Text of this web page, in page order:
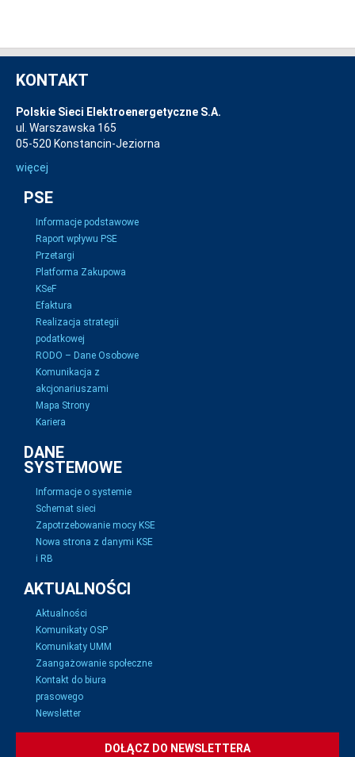
KONTAKT
Polskie Sieci Elektroenergetyczne S.A.
ul. Warszawska 165
05-520 Konstancin-Jeziorna
więcej
PSE
Informacje podstawowe
Raport wpływu PSE
Przetargi
Platforma Zakupowa
KSeF
Efaktura
Realizacja strategii
podatkowej
RODO – Dane Osobowe
Komunikacja z
akcjonariuszami
Mapa Strony
Kariera
DANE
SYSTEMOWE
Informacje o systemie
Schemat sieci
Zapotrzebowanie mocy KSE
Nowa strona z danymi KSE
i RB
AKTUALNOŚCI
Aktualności
Komunikaty OSP
Komunikaty UMM
Zaangażowanie społeczne
Kontakt do biura
prasowego
Newsletter
DOŁĄCZ DO NEWSLETTERA